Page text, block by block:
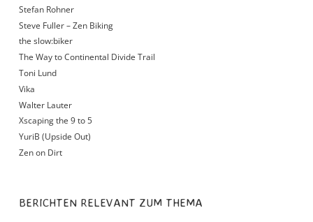
Stefan Rohner
Steve Fuller – Zen Biking
the slow:biker
The Way to Continental Divide Trail
Toni Lund
Vika
Walter Lauter
Xscaping the 9 to 5
YuriB (Upside Out)
Zen on Dirt
BERICHTEN RELEVANT ZUM THEMA